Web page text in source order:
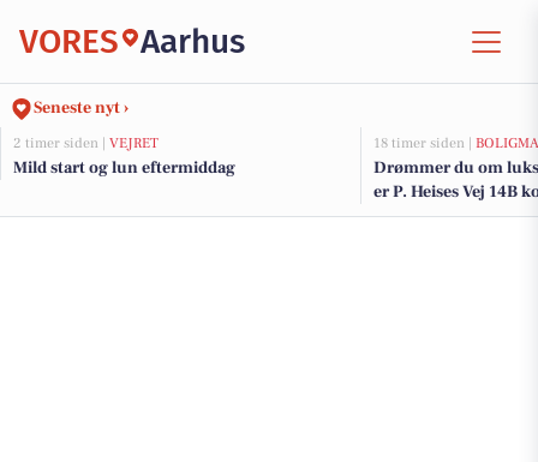
VORES Aarhus
Seneste nyt ›
2 timer siden | VEJRET
Mild start og lun eftermiddag
18 timer siden |
Drømmer du om
er P. Heises Vej 14B
og de dyreste boliger